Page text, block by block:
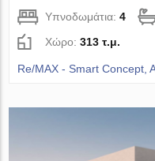
Υπνοδωμάτια:4
Χώρο:313 τ.μ.
Re/MAX - Smart Concept,